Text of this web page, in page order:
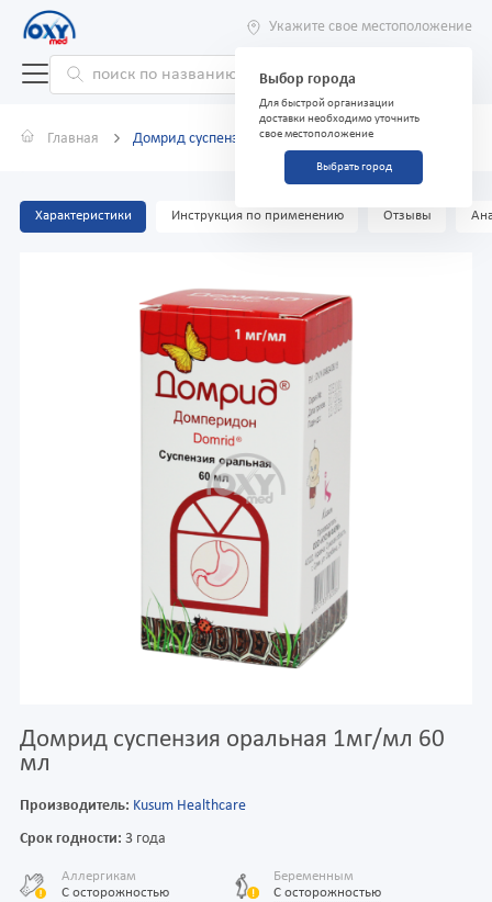
Укажите свое местоположение
Выбор города
Для быстрой организации
доставки необходимо уточнить
свое местоположение
Выбрать город
Главная Домрид суспензия оральная 1мг/мл 60 мл
Характеристики Инструкция по применению Отзывы
Домрид суспензия оральная 1мг/мл 60
мл
Производитель: Kusum Healthcare
Срок годности: 3 года
Аллергикам
С осторожностью
Беременным
С осторожностью